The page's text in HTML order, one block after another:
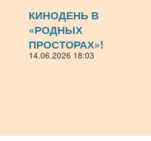
КИНОДЕНЬ В
«РОДНЫХ
ПРОСТОРАХ»!
14.06.2026 18:03